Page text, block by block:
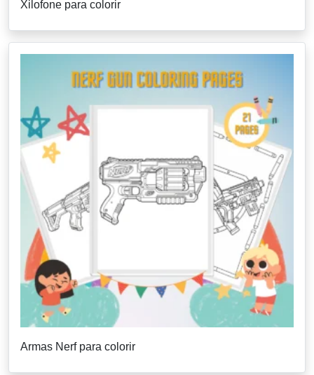
Xilofone para colorir
Armas Nerf para colorir